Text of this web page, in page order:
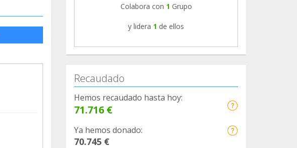
Colabora con 1 Grupo
y lidera 1 de ellos
Recaudado
Hemos recaudado hasta hoy:
71.716 €
Ya hemos donado:
70.745 €